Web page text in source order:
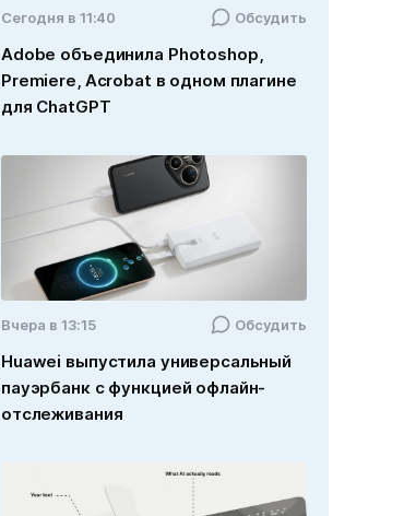
Cегодня в 11:40 Обсудить
Adobe объединила Photoshop,
Premiere, Acrobat в одном плагине
для ChatGPT
Вчера в 13:15 Обсудить
Huawei выпустила универсальный
пауэрбанк с функцией офлайн-
отслеживания